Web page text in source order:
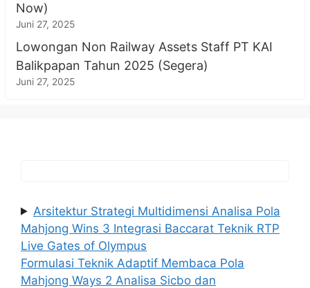
Now)
Juni 27, 2025
Lowongan Non Railway Assets Staff PT KAI
Balikpapan Tahun 2025 (Segera)
Juni 27, 2025
Arsitektur Strategi Multidimensi Analisa Pola
Mahjong Wins 3 Integrasi Baccarat Teknik RTP
Live Gates of Olympus
Formulasi Teknik Adaptif Membaca Pola
Mahjong Ways 2 Analisa Sicbo dan